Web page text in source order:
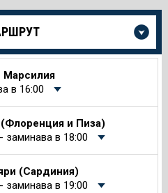
Марсилия
в 16:00
и Пиза)
заминава в 18:00
(Сардиния)
заминава в 19:00